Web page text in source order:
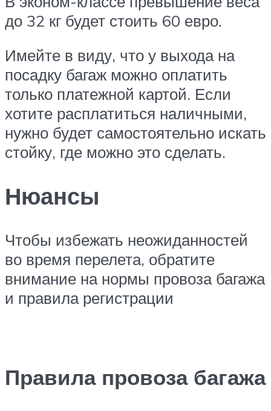
до 32 кг будет стоить 60 евро.
Имейте в виду, что у выхода на
посадку багаж можно оплатить
только платежной картой. Если
хотите расплатиться наличными,
нужно будет самостоятельно искать
стойку, где можно это сделать.
Нюансы
Чтобы избежать неожиданностей
во время перелета, обратите
внимание на нормы провоза багажа
и правила регистрации
Правила провоза багажа